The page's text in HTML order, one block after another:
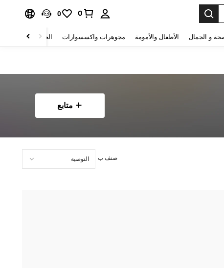
0
0
و الجمال الأطفال والأمومة مجوهرات واكسسوارات الحقائب والأمتعة
متابع
صنف ب